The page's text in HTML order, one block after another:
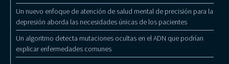
Un nuevo enfoque de atención de salud mental de precisión para la
depresión aborda las necesidades únicas de los pacientes
Un algoritmo detecta mutaciones ocultas en el ADN que podrían
explicar enfermedades comunes